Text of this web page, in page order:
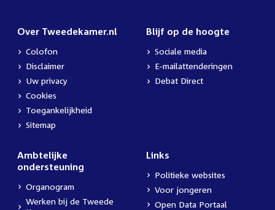
Over Tweedekamer.nl
Colofon
Disclaimer
Uw privacy
Cookies
Toegankelijkheid
Sitemap
Blijf op de hoogte
Sociale media
E-mailattenderingen
Debat Direct
Ambtelijke
ondersteuning
Organogram
Werken bij de Tweede
Links
Politieke websites
Voor jongeren
Open Data Portaal